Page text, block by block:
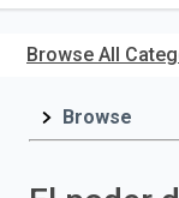
main
ISBN,
Title,
Browse All
Browse